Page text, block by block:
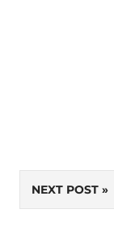
NEXT POST